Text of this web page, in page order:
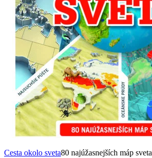
Cesta okolo sveta80 najúžasnejších máp sveta